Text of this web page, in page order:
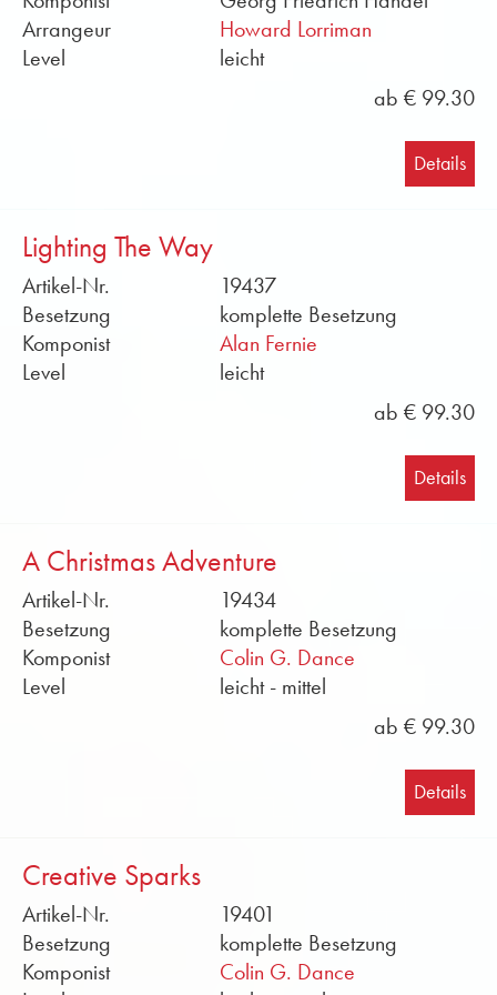
Arrangeur
Howard Lorriman
Level
leicht
ab € 99.30
Details
Lighting The Way
Artikel-Nr.
19437
Besetzung
komplette Besetzung
Komponist
Alan Fernie
Level
leicht
ab € 99.30
Details
A Christmas Adventure
Artikel-Nr.
19434
Besetzung
komplette Besetzung
Komponist
Colin G. Dance
Level
leicht - mittel
ab € 99.30
Details
Creative Sparks
Artikel-Nr.
19401
Besetzung
komplette Besetzung
Komponist
Colin G. Dance